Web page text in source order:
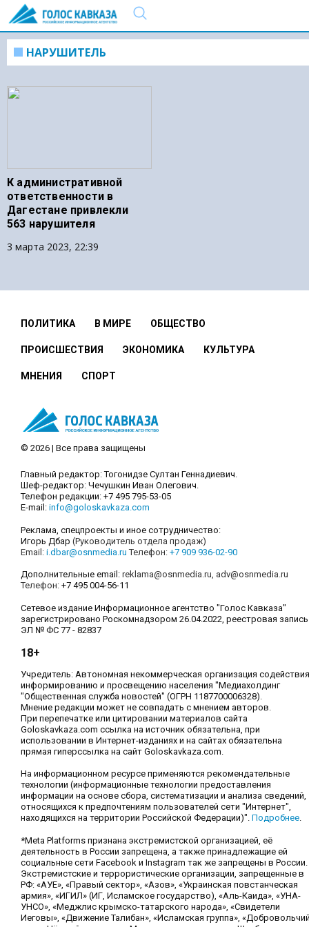
НАРУШИТЕЛЬ
К административной
ответственности в
Дагестане привлекли
563 нарушителя
3 марта 2023, 22:39
ПОЛИТИКА В МИРЕ ОБЩЕСТВО
ПРОИСШЕСТВИЯ ЭКОНОМИКА КУЛЬТУРА
МНЕНИЯ СПОРТ
© 2026 | Все права защищены
Главный редактор: Тогонидзе Султан Геннадиевич.
Шеф-редактор: Чечушкин Иван Олегович.
Телефон редакции: +7 495 795-53-05
E-mail: info@goloskavkaza.com
Реклама, спецпроекты и иное сотрудничество:
Игорь Дбар (Руководитель отдела продаж)
Email: i.dbar@osnmedia.ru Телефон: +7 909 936-02-90
Дополнительные email: reklama@osnmedia.ru, adv@osnmedia.ru
Телефон: +7 495 004-56-11
Сетевое издание Информационное агентство "Голос Кавказа"
зарегистрировано Роскомнадзором 26.04.2022, реестровая запись
ЭЛ № ФС 77 - 82837
18+
Учредитель: Автономная некоммерческая организация содействия
информированию и просвещению населения "Медиахолдинг
"Общественная служба новостей" (ОГРН 1187700006328).
Мнение редакции может не совпадать с мнением авторов.
При перепечатке или цитировании материалов сайта
Goloskavkaza.com ссылка на источник обязательна, при
использовании в Интернет-изданиях и на сайтах обязательна
прямая гиперссылка на сайт Goloskavkaza.com.
На информационном ресурсе применяются рекомендательные
технологии (информационные технологии предоставления
информации на основе сбора, систематизации и анализа сведений,
относящихся к предпочтениям пользователей сети "Интернет",
находящихся на территории Российской Федерации)". Подробнее.
*Meta Platforms признана экстремистской организацией, её
деятельность в России запрещена, а также принадлежащие ей
социальные сети Facebook и Instagram так же запрещены в России.
Экстремистские и террористические организации, запрещенные в
РФ: «АУЕ», «Правый сектор», «Азов», «Украинская повстанческая
армия», «ИГИЛ» (ИГ, Исламское государство), «Аль-Каида», «УНА-
УНСО», «Меджлис крымско-татарского народа», «Свидетели
Иеговы», «Движение Талибан», «Исламская группа»,